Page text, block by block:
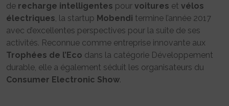
de recharge intelligentes pour voitures et vélos
électriques , la startup Mobendi termine l’année 2017
avec d’excellentes perspectives pour la suite de ses
activités. Reconnue comme entreprise innovante aux
Trophées de l’Eco dans la catégorie Développement
durable, elle a également séduit les organisateurs du
Consumer Electronic Show.